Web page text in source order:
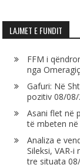
LAJMET E FUNDIT
FFM i
nga Omeragiç
Gafuri: Në
pozitiv 08/
Asani flet në
të mbeten
Analiza e
Sileksi, VAR-
tre situata